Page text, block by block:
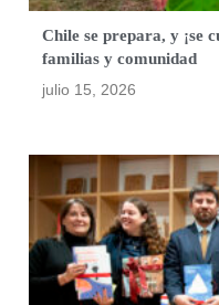
Chile se prepara, y ¡se
familias y comunidad
julio 15, 2026